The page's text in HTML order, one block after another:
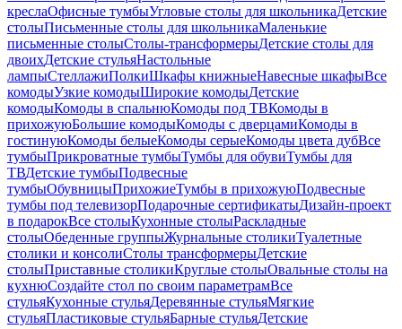
креслаОфисные тумбыУгловые столы для школьникаДетские
столыПисьменные столы для школьникаМаленькие
письменные столыСтолы-трансформерыДетские столы для
двоихДетские стульяНастольные
лампыСтеллажиПолкиШкафы книжныеНавесные шкафыВсе
комодыУзкие комодыШирокие комодыДетские
комодыКомоды в спальнюКомоды под ТВКомоды в
прихожуюБольшие комодыКомоды с дверцамиКомоды в
гостинуюКомоды белыеКомоды серыеКомоды цвета дубВсе
тумбыПрикроватные тумбыТумбы для обувиТумбы для
ТВДетские тумбыПодвесные
тумбыОбувницыПрихожиеТумбы в прихожуюПодвесные
тумбы под телевизорПодарочные сертификатыДизайн-проект
в подарокВсе столыКухонные столыРаскладные
столыОбеденные группыЖурнальные столикиТуалетные
столики и консолиСтолы трансформерыДетские
столыПриставные столикиКруглые столыОвальные столы на
кухнюСоздайте стол по своим параметрамВсе
стульяКухонные стульяДеревянные стульяМягкие
стульяПластиковые стульяБарные стульяДетские